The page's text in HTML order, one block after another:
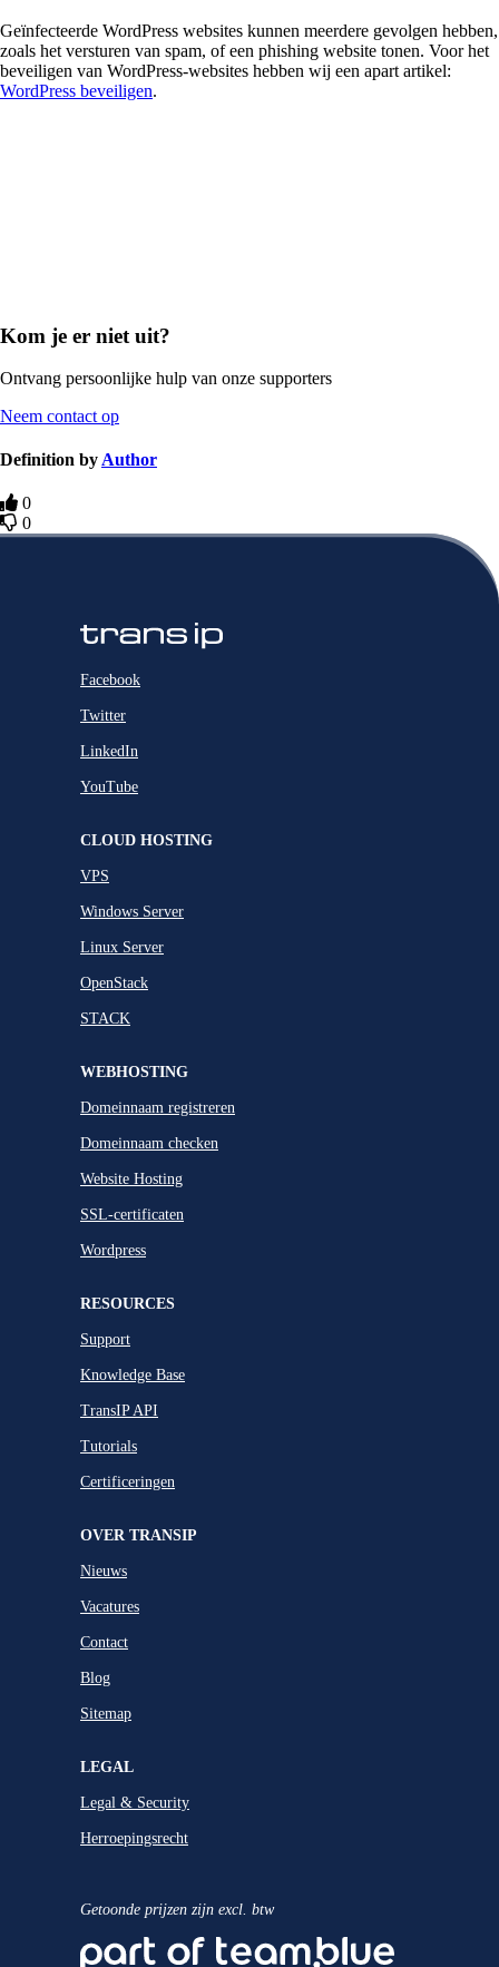
Geïnfecteerde WordPress websites kunnen meerdere gevolgen hebben,
zoals het versturen van spam, of een phishing website tonen. Voor het
beveiligen van WordPress-websites hebben wij een apart artikel:
WordPress beveiligen.
Kom je er niet uit?
Ontvang persoonlijke hulp van onze supporters
Neem contact op
Definition by Author
0
0
Facebook
Twitter
LinkedIn
YouTube
CLOUD HOSTING
VPS
Windows Server
Linux Server
OpenStack
STACK
WEBHOSTING
Domeinnaam registreren
Domeinnaam checken
Website Hosting
SSL-certificaten
Wordpress
RESOURCES
Support
Knowledge Base
TransIP API
Tutorials
Certificeringen
OVER TRANSIP
Nieuws
Vacatures
Contact
Blog
Sitemap
LEGAL
Legal & Security
Herroepingsrecht
Getoonde prijzen zijn excl. btw